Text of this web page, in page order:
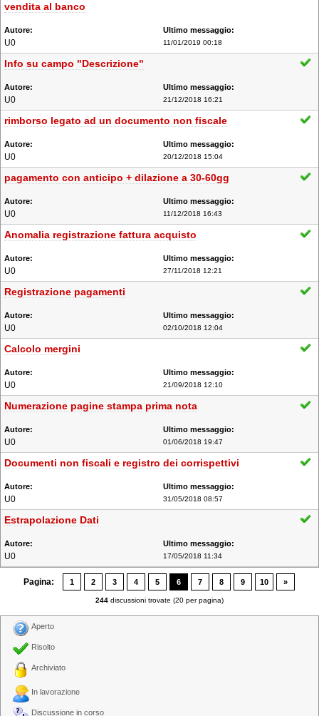
vendita al banco
U0 11/01/2019 00:18
Info su campo "Descrizione"
U0 21/12/2018 16:21
rimborso legato ad un documento non fiscale
U0 20/12/2018 15:04
pagamento con anticipo + dilazione a 30-60gg
U0 11/12/2018 16:43
Anomalia registrazione fattura acquisto
U0 27/11/2018 12:21
Registrazione pagamenti
U0 02/10/2018 12:04
Calcolo mergini
U0 21/09/2018 12:10
Numerazione pagine stampa prima nota
U0 01/06/2018 19:47
Documenti non fiscali e registro dei corrispettivi
U0 31/05/2018 08:57
Estrapolazione Dati
U0 17/05/2018 11:34
Pagina: 1 2 3 4 5 6 7 8 9 10 »
244 discussioni trovate (20 per pagina)
Aperto
Risolto
Archiviato
In lavorazione
Discussione in corso